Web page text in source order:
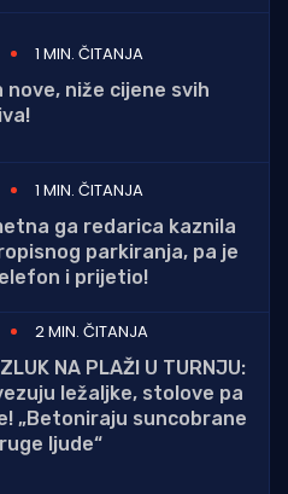
1 MIN. ČITANJA
nove, niže cijene svih
1 MIN. ČITANJA
ga redarica kaznila
parkiranja, pa je
i prijetio!
2 MIN. ČITANJA
NA PLAŽI U TURNJU:
ležaljke, stolove pa
„Betoniraju suncobrane
ljude“